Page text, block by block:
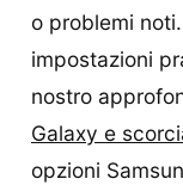
o problemi
impostazioni
nostro
Galaxy e
opzioni